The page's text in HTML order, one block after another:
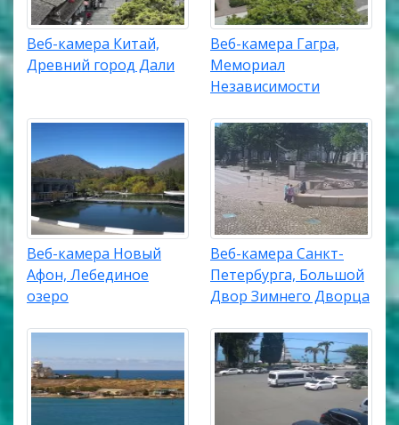
Веб-камера Китай,
Древний город Дали
Веб-камера Гагра,
Мемориал
Независимости
Веб-камера Новый
Афон, Лебединое
озеро
Веб-камера Санкт-
Петербурга, Большой
Двор Зимнего Дворца